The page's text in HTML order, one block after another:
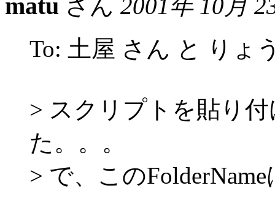
matu さん 2001年 10月
To: 土屋 さん と りょ
> スクリプトを貼り
た。。。
> で、この